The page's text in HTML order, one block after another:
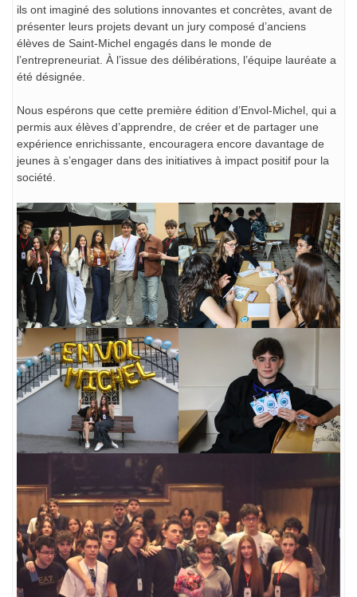
ils ont imaginé des solutions innovantes et concrètes, avant de
présenter leurs projets devant un jury composé d’anciens
élèves de Saint-Michel engagés dans le monde de
l’entrepreneuriat. À l’issue des délibérations, l’équipe lauréate a
été désignée.
Nous espérons que cette première édition d’Envol-Michel, qui a
permis aux élèves d’apprendre, de créer et de partager une
expérience enrichissante, encouragera encore davantage de
jeunes à s’engager dans des initiatives à impact positif pour la
société.